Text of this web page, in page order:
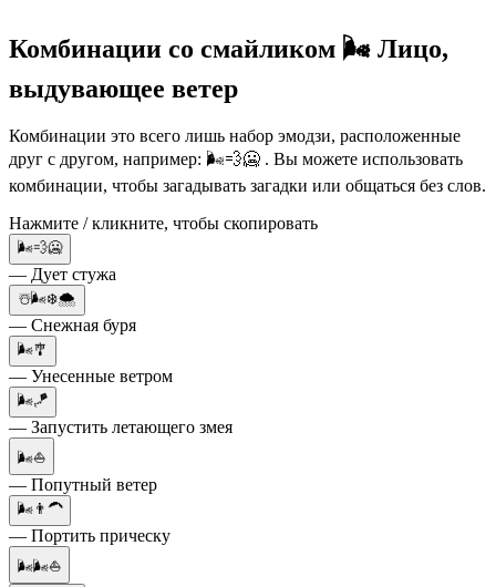
Комбинации со смайликом 🌬️ Лицо,
выдувающее ветер
Комбинации это всего лишь набор эмодзи, расположенные
друг с другом, например: 🌬️💨🥶 . Вы можете использовать
комбинации, чтобы загадывать загадки или общаться без слов.
Нажмите / кликните, чтобы скопировать
🌬️💨🥶
— Дует стужа
☃️🌬️❄️🌨️
— Снежная буря
🌬️🎐
— Унесенные ветром
🌬️🪁
— Запустить летающего змея
🌬️⛵
— Попутный ветер
🌬️👨‍🦱
— Портить прическу
🌬️🌬️⛵